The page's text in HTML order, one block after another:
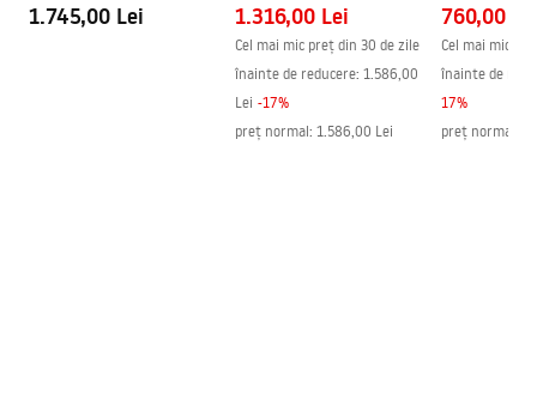
Acoperire Easy Clean
Da , pe o parte a geamului
1.745,00 Lei 1.316,00 Lei
Cel mai mic preț din 30 de zile
înainte de reducere: 1.586,00
Lei -17%
preț normal: 1.586,00 Lei
760,00
Cel mai mic
înainte de
17%
preț normal